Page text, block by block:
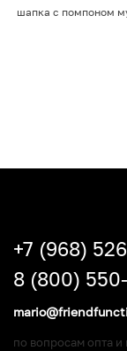
шапка с помпоном
+7 (968)
8 (800)
по вопросам опта и